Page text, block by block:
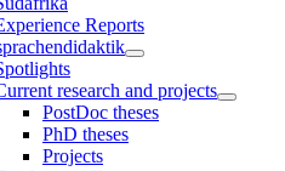
Reports
research and projects
PostDoc theses
PhD theses
Projects